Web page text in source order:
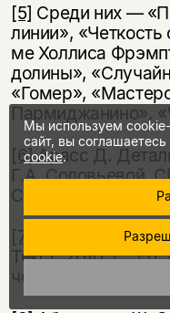
[5] Среди них —
линии»,
ме Холлиса
долины»,
«Гомер»,
Пармиджанино»,
[6]Арасс Д.
Г.А. Соловьевой.
С. 381.
[7]
Беккет С.
Текст, 2010. С.
через Сен-Ло.
Мы используем
сайт, вы соглашаетесь
cookie.